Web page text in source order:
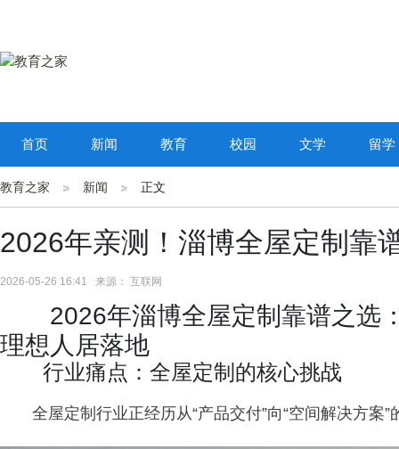
首页 新闻 教育 校园 文学 留学
教育之家 新闻 正文
2026年亲测！淄博全屋定制靠
2026-05-26 16:41 来源： 互联网
2026年淄博全屋定制靠谱之
理想人居落地
行业痛点：全屋定制的核心挑战
全屋定制行业正经历从“产品交付”向“空间解决方案